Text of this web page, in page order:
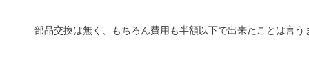
部品交換は無く、もちろん費用も半額以下で出来たことは言う